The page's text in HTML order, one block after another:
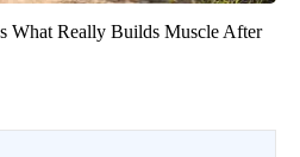
What Really Builds Muscle After